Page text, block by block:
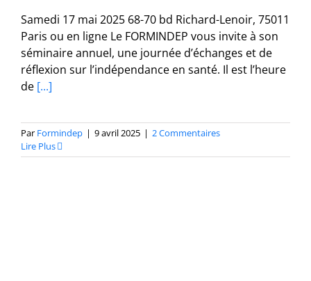
Samedi 17 mai 2025 68-70 bd Richard-Lenoir, 75011
Paris ou en ligne Le FORMINDEP vous invite à son
séminaire annuel, une journée d’échanges et de
réflexion sur l’indépendance en santé. Il est l’heure
de [...]
Par Formindep | 9 avril 2025 | 2 Commentaires
Lire Plus